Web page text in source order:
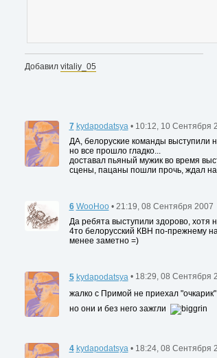
Добавил vitaliy_05
7 kydapodatsya • 10:12, 10 Сентября
ДА, белоруские команды выступили
но все прошло гладко...
доставал пьяный мужик во время
сцены, пацаны пошли прочь, ждал
6 WooHoo • 21:19, 08 Сентября 2007
Да ребята выступили здорово, хотя
4то белорусский КВН по-прежнему
менее заметно =)
5 kydapodatsya • 18:29, 08 Сентября
жалко с Примой не приехал "очкарик"
но они и без него зажгли
4 kydapodatsya • 18:24, 08 Сентября